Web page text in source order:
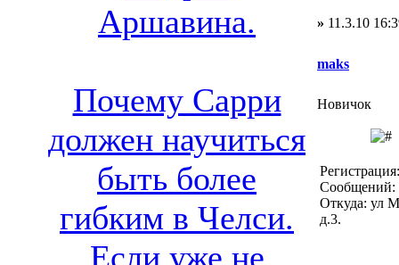
Аршавина.
Почему Сарри
должен научиться
быть более
гибким в Челси.
Если уже не
» 11.3.10
maks
Новичок
Сообщений:
Откуда: ул
д.3.